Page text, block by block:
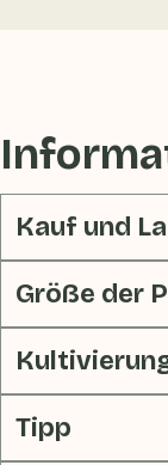
Kauf und
Größe der
Tipp